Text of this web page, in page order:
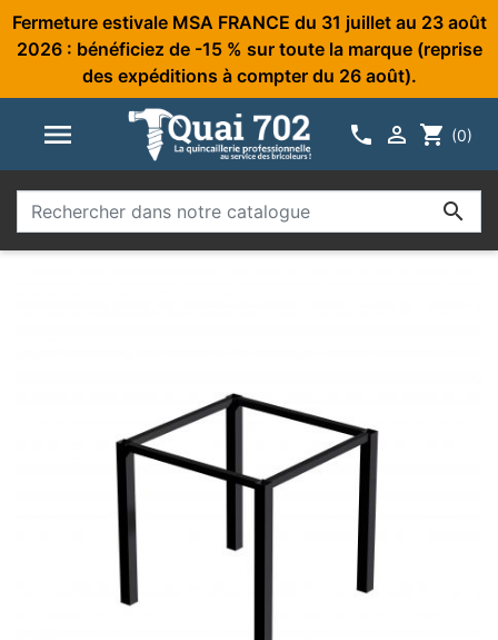
Fermeture estivale MSA FRANCE du 31 juillet au 23 août
2026 : bénéficiez de -15 % sur toute la marque (reprise
des expéditions à compter du 26 août).
   shopping_cart (0)
